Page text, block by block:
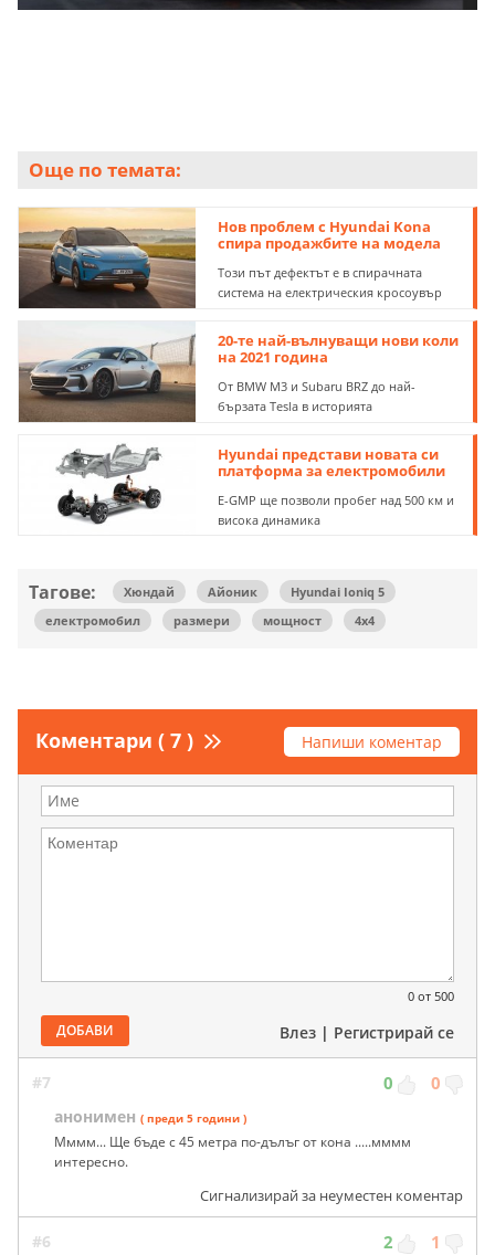
Още по темата:
Нов проблем с Hyundai Kona
спира продажбите на модела
Този път дефектът е в спирачната
система на електрическия кросоувър
20-те най-вълнуващи нови коли
на 2021 година
От BMW M3 и Subaru BRZ до най-
бързата Tesla в историята
Hyundai представи новата си
платформа за електромобили
E-GMP ще позволи пробег над 500 км и
висока динамика
Тагове: Хюндай Айоник
Hyundai Ioniq 5
електромобил
размери мощност 4х4
Коментари ( 7 ) Напиши коментар
0 от 500
ДОБАВИ Влез | Регистрирай се
#7 0 0
анонимен ( преди 5 години )
Мммм... Ще бъде с 45 метра по-дълъг от кона .....мммм
интересно.
Сигнализирай за неуместен коментар
#6 2 1